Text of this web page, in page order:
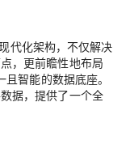
代化架构，不仅解决
，更前瞻性地布局
智能的数据底座。
据，提供了一个全